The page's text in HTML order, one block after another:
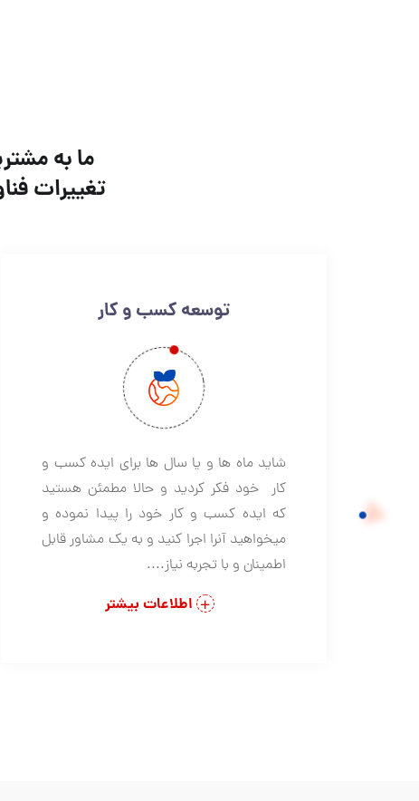
ما به
تغییرات
توسعه کسب و کار
شاید ماه ها و یا سال ها برای ایده کسب و
کار خود فکر کردید و حالا مطمئن هستید
که ایده کسب و کار خود را پیدا نموده و
میخواهید آنرا اجرا کنید و به یک مشاور قابل
اطمینان و با تجربه نیاز....
اطلاعات بیشتر